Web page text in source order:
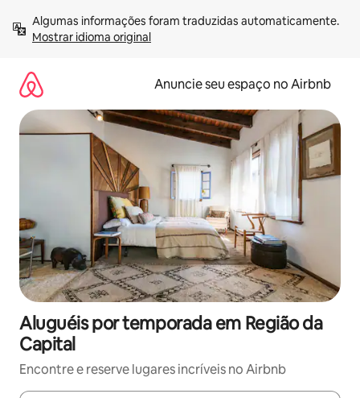
para
Mostrar idioma original
Anuncie seu espaço no Airbnb
Aluguéis por temporada em Região da
Capital
Encontre e reserve lugares incríveis no Airbnb